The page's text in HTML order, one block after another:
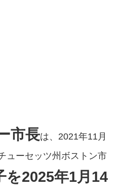
市長は、2021年11月
ューセッツ州ボストン市
を2025年1月14